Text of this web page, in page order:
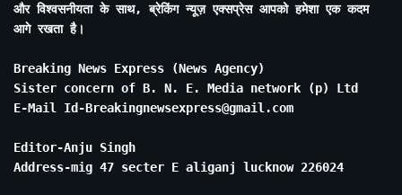
और विश्वसनीयता के साथ, ब्रेकिंग न्यूज़ एक्सप्रेस आपको हमेशा एक कदम
आगे रखता है।
Breaking News Express (News Agency)
Sister concern of B. N. E. Media network (p) Ltd
E-Mail Id-Breakingnewsexpress@gmail.com
Editor-Anju Singh
Address-mig 47 secter E aliganj lucknow 226024